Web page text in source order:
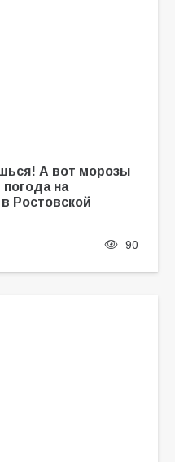
А вот морозы
на
Ростовской
90